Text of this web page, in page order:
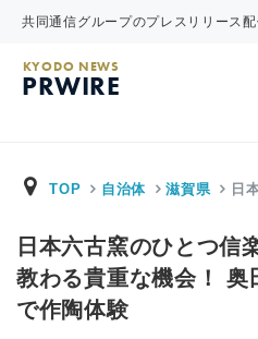
共同通信グループのプレスリリース
KYODO NEWS
PRWIRE
TOP 自治体 滋賀県 日
日本六古窯のひとつ信
教わる貴重な機会！ 奥
で作陶体験